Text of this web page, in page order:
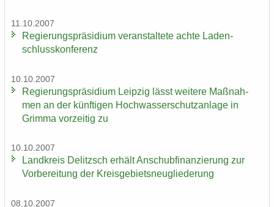
11.10.2007
Re­gie­rungs­prä­si­di­um ver­an­stal­te­te achte La­den­
schluss­kon­fe­renz
10.10.2007
Re­gie­rungs­prä­si­di­um Leip­zig lässt wei­te­re Maß­nah­
men an der künf­ti­gen Hoch­was­ser­schutz­an­la­ge in
Grim­ma vor­zei­tig zu
10.10.2007
Land­kreis De­litzsch er­hält An­schub­fi­nan­zie­rung zur
Vor­be­rei­tung der Kreis­ge­biets­neu­glie­de­rung
08.10.2007